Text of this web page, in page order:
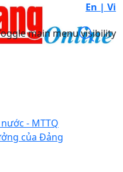
En | Vi
main menu visibility
- MTTQ
của Đảng